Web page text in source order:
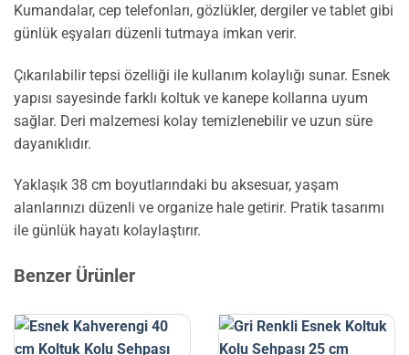
Kumandalar, cep telefonları, gözlükler, dergiler ve tablet gibi
günlük eşyaları düzenli tutmaya imkan verir.
Çıkarılabilir tepsi özelliği ile kullanım kolaylığı sunar. Esnek
yapısı sayesinde farklı koltuk ve kanepe kollarına uyum
sağlar. Deri malzemesi kolay temizlenebilir ve uzun süre
dayanıklıdır.
Yaklaşık 38 cm boyutlarındaki bu aksesuar, yaşam
alanlarınızı düzenli ve organize hale getirir. Pratik tasarımı
ile günlük hayatı kolaylaştırır.
Benzer Ürünler